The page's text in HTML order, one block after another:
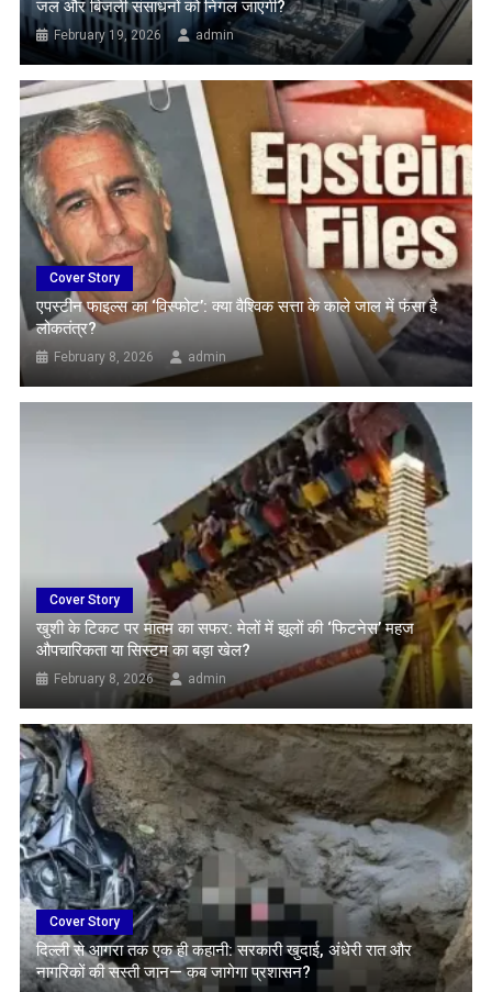
जल और बिजली संसाधनों को निगल जाएगी?
February 19, 2026 admin
Cover Story
एपस्टीन फाइल्स का ‘विस्फोट’: क्या वैश्विक सत्ता के काले जाल में फंसा है
लोकतंत्र?
February 8, 2026 admin
Cover Story
खुशी के टिकट पर मातम का सफर: मेलों में झूलों की ‘फिटनेस’ महज
औपचारिकता या सिस्टम का बड़ा खेल?
February 8, 2026 admin
Cover Story
दिल्ली से आगरा तक एक ही कहानी: सरकारी खुदाई, अंधेरी रात और
नागरिकों की सस्ती जान— कब जागेगा प्रशासन?